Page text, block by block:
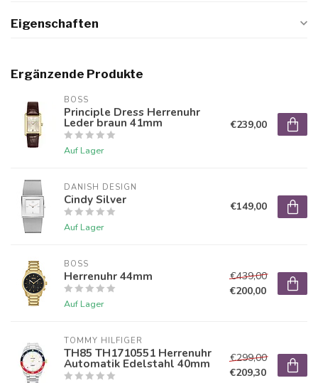
Eigenschaften
Ergänzende Produkte
BOSS
Principle Dress Herrenuhr
Leder braun 41mm
Auf Lager
€239,00
DANISH DESIGN
Cindy Silver
Auf Lager
€149,00
BOSS
Herrenuhr 44mm
Auf Lager
€439,00
€200,00
TOMMY HILFIGER
TH85 TH1710551 Herrenuhr
Automatik Edelstahl 40mm
€299,00
€209,30